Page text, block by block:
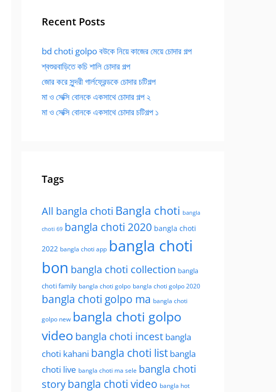
Recent Posts
bd choti golpo বউকে নিয়ে কাজের মেয়ে চোদার গল্প
শ্বশুরবাড়িতে কচি শালি চোদার গল্প
জোর করে সুন্দরী গার্লফ্রেন্ডকে চোদার চটিগল্প
মা ও সেক্সি বোনকে একসাথে চোদার গল্প ২
মা ও সেক্সি বোনকে একসাথে চোদার চটিগল্প ১
Tags
All bangla choti Bangla choti bangla
choti 69 bangla choti 2020 bangla choti
2022 bangla choti app bangla choti
bon bangla choti collection bangla
choti family bangla choti golpo bangla choti golpo 2020
bangla choti golpo ma bangla choti
golpo new bangla choti golpo
video bangla choti incest bangla
choti kahani bangla choti list bangla
choti live bangla choti ma sele bangla choti
storybangla choti video bangla hot